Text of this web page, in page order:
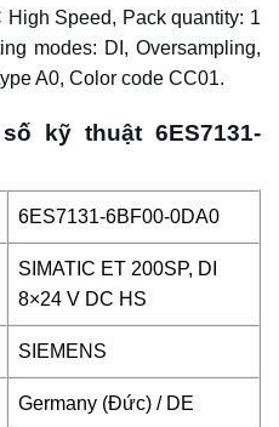
Speed, Pack quantity: 1
modes: DI, Oversampling,
A0, Color code CC01.
kỹ thuật 6ES7131-
6ES7131-6BF00-0DA0
SIMATIC ET 200SP, DI
8×24 V DC HS
SIEMENS
Germany (Đức) / DE